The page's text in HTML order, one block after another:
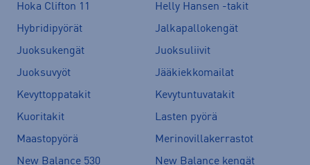
Hoka Clifton 11
Helly Hansen -takit
Hybridipyörät
Jalkapallokengät
Juoksukengät
Juoksuliivit
Juoksuvyöt
Jääkiekkomailat
Kevyttoppatakit
Kevytuntuvatakit
Kuoritakit
Lasten pyörä
Maastopyörä
Merinovillakerrastot
New Balance 530
New Balance kengät